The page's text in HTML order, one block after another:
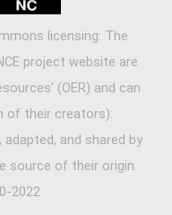
licensing: The
project website are
(OER) and can
of their creators):
adapted, and shared by
source of their origin.
2022